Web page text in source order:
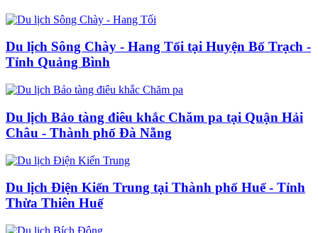
Du lịch Sông Chày - Hang Tối tại Huyện Bố Trạch -
Tỉnh Quảng Bình
Du lịch Bảo tàng điêu khắc Chăm pa tại Quận Hải
Châu - Thành phố Đà Nẵng
Du lịch Điện Kiến Trung tại Thành phố Huế - Tỉnh
Thừa Thiên Huế